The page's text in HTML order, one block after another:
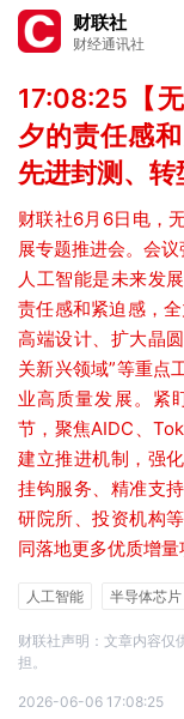
财联社
财经通讯社
17:08:25【
夕的责任感
先进封测、转
财联社6月6日电，
展专题推进会。会议
人工智能是未来发
责任感和紧迫感，
高端设计、扩大晶
关新兴领域”等重点
业高质量发展。紧
节，聚焦AIDC、
建立推进机制，强
挂钩服务、精准支
研院所、投资机构
同落地更多优质增量
人工智能 半导体芯片
财联社声明：文章内容仅
担。
2026-06-06 17:08:25